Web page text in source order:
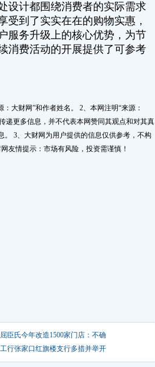
设计都围绕消费者的实际需求
受到了实实在在的购物实惠，
服务升级上的核心优势，为节
消费活动的开展提供了可参考
大财网”和作者姓名。 2、本网注明“来源：
递更多信息，并不代表本网赞同其观点和对其真
3、大财网为用户提供的信息仅供参考，不构
友情提示：市场有风险，投资需谨慎！
屈臣氏今年改造1500家门店：不确
工行张家口红旗楼支行多措并举开